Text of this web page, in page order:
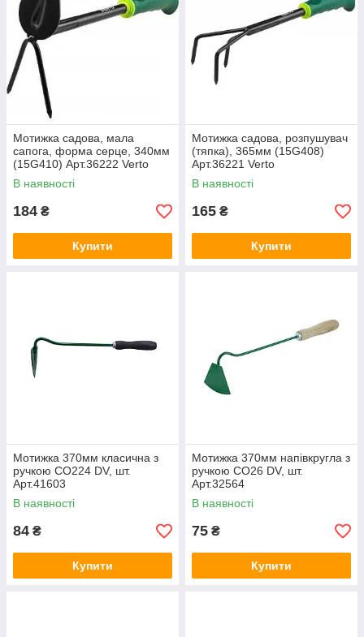
Мотижка садова, мала
сапога, форма серце, 340мм
(15G410) Арт.36222 Verto
В наявності
184 ₴
Купити
Мотижка садова, розпушувач
(тяпка), 365мм (15G408)
Арт.36221 Verto
В наявності
165 ₴
Купити
Мотижка 370мм класична з
ручкою СО224 DV, шт.
Арт.41603
В наявності
84 ₴
Купити
Мотижка 370мм напівкругла з
ручкою СО26 DV, шт.
Арт.32564
В наявності
75 ₴
Купити